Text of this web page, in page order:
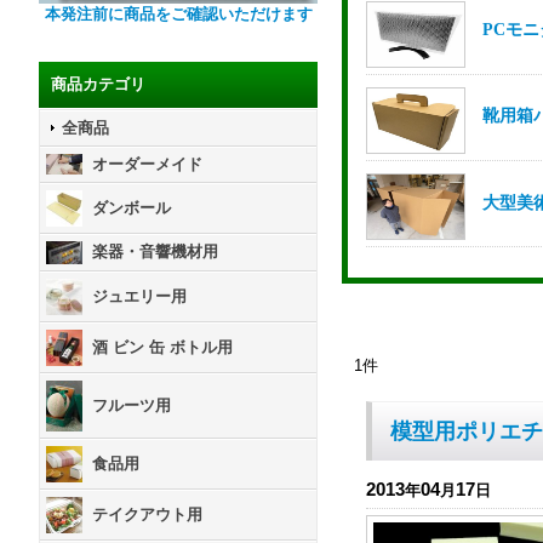
本発注前に商品をご確認いただけます
商品カテゴリ
全商品
オーダーメイド
ダンボール
楽器・音響機材用
ジュエリー用
酒 ビン 缶 ボトル用
フルーツ用
食品用
テイクアウト用
1件
模型用ポリエ
2013年04月 17 日